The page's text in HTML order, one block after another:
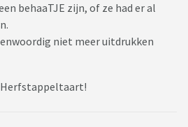
behaaTJE zijn, of ze had er al
niet meer uitdrukken
Herfstappeltaart!